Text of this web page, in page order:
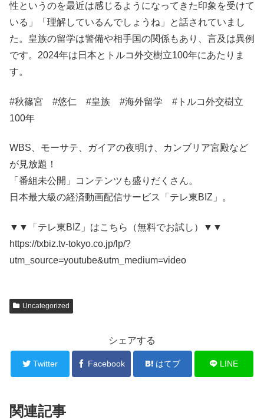
性というのを最近は感じるようになってきた印象を受けて
いる」「理解しているんでしょうね」と話されていまし
た。皇族の留学は警備や相手国の関係もあり、言及は異例
です。2024年は日本とトルコ外交樹立100年にあたりま
す。
#秋篠宮 #悠仁 #皇族 #海外留学 #トルコ外交樹立
100年
WBS、モーサテ、ガイアの夜明け、カンブリア宮殿など
が見放題！
「番組未公開」コンテンツも盛りだくさん。
日本最大級の経済動画配信サービス「テレ東BIZ」。
▼▼「テレ東BIZ」はこちら（無料でお試し）▼▼
https://txbiz.tv-tokyo.co.jp/lp/?
utm_source=youtube&utm_medium=video
Uncategorized
シェアする
Twitter Facebook はてブ LINE
関連記事